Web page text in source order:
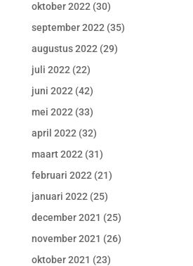
oktober 2022 (30)
september 2022 (35)
augustus 2022 (29)
juli 2022 (22)
juni 2022 (42)
mei 2022 (33)
april 2022 (32)
maart 2022 (31)
februari 2022 (21)
januari 2022 (25)
december 2021 (25)
november 2021 (26)
oktober 2021 (23)